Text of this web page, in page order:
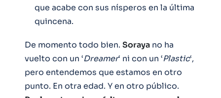
que acabe con sus nísperos en la última
quincena.
De momento todo bien. Soraya no ha
vuelto con un ‘Dreamer‘ ni con un ‘Plastic‘,
pero entendemos que estamos en otro
punto. En otra edad. Y en otro público.